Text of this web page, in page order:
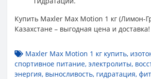
Купить Maxler Max Motion 1 кг (Лимон-
Казахстане – выгодная цена и доставка!
Maxler Max Motion 1 кг купить,
спортивное питание, электролиты,
энергия, выносливость, гидратация,